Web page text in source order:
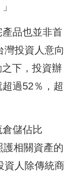
品也並非首
灣投資人意向
下，投資辦
過52％，超
儲佔比
護相關資產的
資人除傳統商